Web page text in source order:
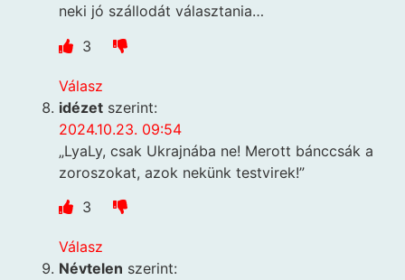
neki jó szállodát választania…
3
Válasz
idézet szerint:
2024.10.23. 09:54
„LyaLy, csak Ukrajnába ne! Merott bánccsák a
zoroszokat, azok nekünk testvirek!”
3
Válasz
Névtelen szerint: